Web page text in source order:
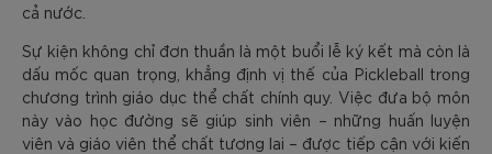
cả nước.
Sự kiện không chỉ đơn thuần là một buổi lễ ký kết mà còn là
dấu mốc quan trọng, khẳng định vị thế của Pickleball trong
chương trình giáo dục thể chất chính quy. Việc đưa bộ môn
này vào học đường sẽ giúp sinh viên – những huấn luyện
viên và giáo viên thể chất tương lai – được tiếp cận với kiến